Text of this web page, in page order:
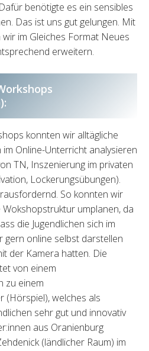
benötigte es ein sensibles
Das ist uns gut gelungen. Mit
im Gleiches Format Neues
erweitern.
konnten wir alltägliche
Online-Unterricht analysieren
TN, Inszenierung im privaten
Lockerungsübungen).
So konnten wir
umplanen, da
die Jugendlichen sich im
gern online selbst darstellen
der Kamera hatten. Die
von einem
zu einem
(Hörspiel), welches als
sehr gut und innovativ
aus Oranienburg
(ländlicher Raum) im